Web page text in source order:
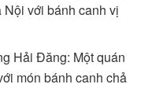
với bánh canh vị
Hải Đăng: Một quán
món bánh canh chả